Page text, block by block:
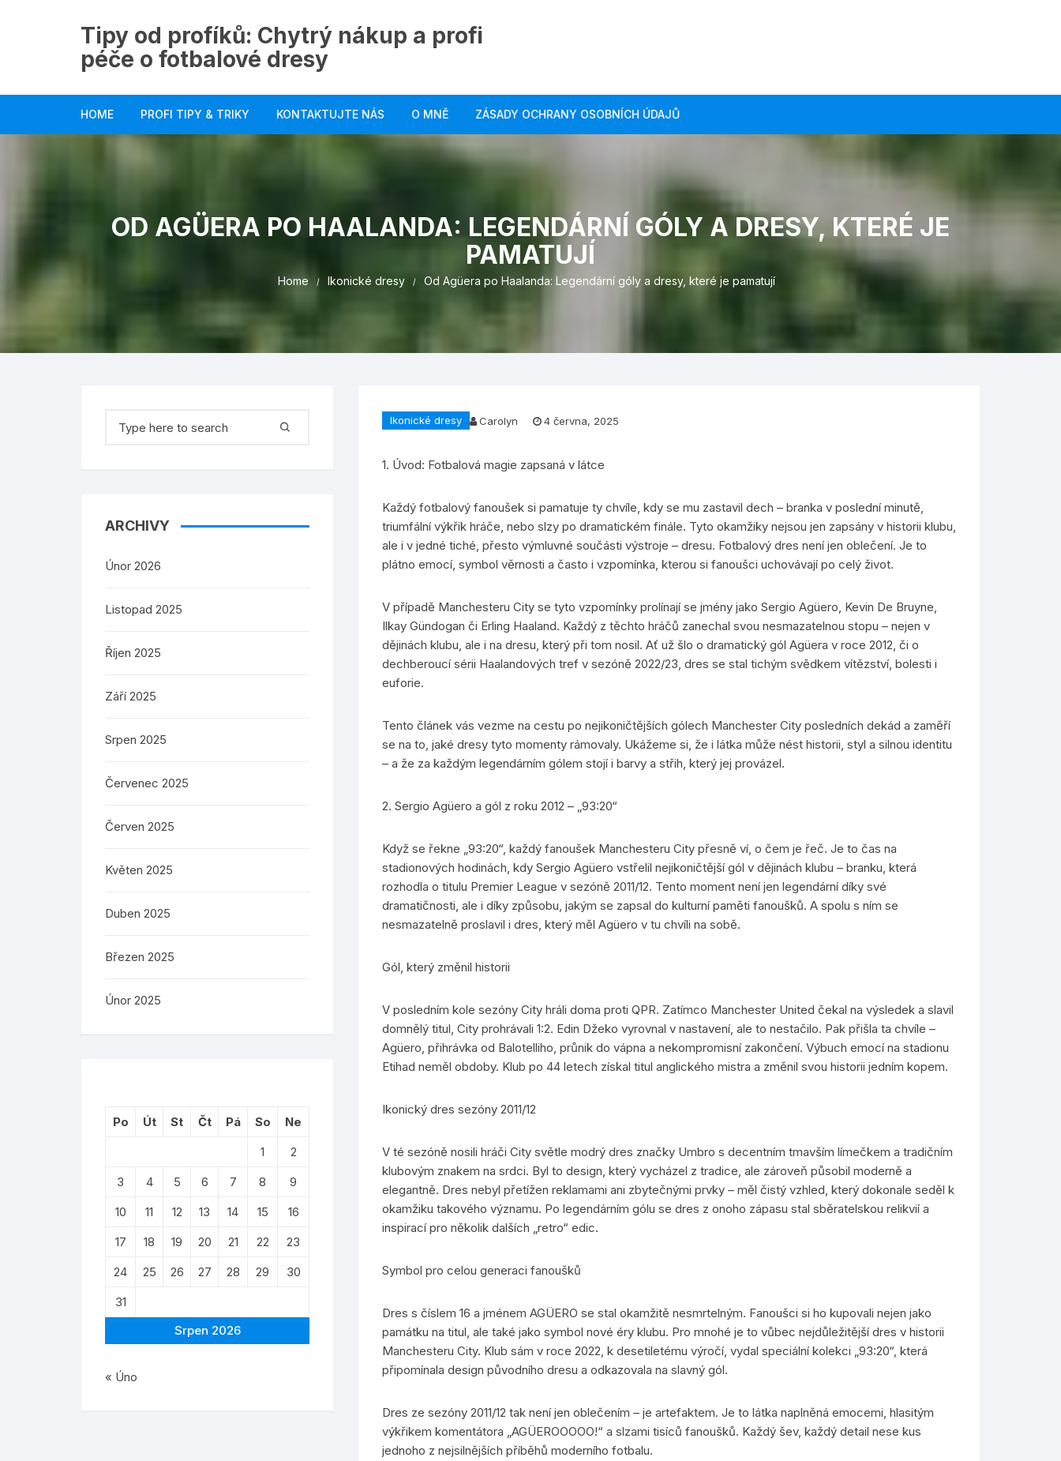
Tipy od profíků: Chytrý nákup a profi
péče o fotbalové dresy
HOME PROFI TIPY & TRIKY KONTAKTUJTE NÁS O MNĚ ZÁSADY OCHRANY OSOBNÍCH ÚDAJŮ
OD AGÜERA PO HAALANDA: LEGENDÁRNÍ GÓLY A DRESY, KTERÉ JE
PAMATUJÍ
Home Ikonické dresy Od Agüera po Haalanda: Legendární góly a dresy, které je pamatují
Ikonické dresy Carolyn 4 června, 2025
1. Úvod: Fotbalová magie zapsaná v látce
Každý fotbalový fanoušek si pamatuje ty chvíle, kdy se mu zastavil dech – branka v poslední minutě,
triumfální výkřik hráče, nebo slzy po dramatickém finále. Tyto okamžiky nejsou jen zapsány v historii klubu,
ale i v jedné tiché, přesto výmluvné součásti výstroje – dresu. Fotbalový dres není jen oblečení. Je to
plátno emocí, symbol věrnosti a často i vzpomínka, kterou si fanoušci uchovávají po celý život.
V případě Manchesteru City se tyto vzpomínky prolínají se jmény jako Sergio Agüero, Kevin De Bruyne,
Ilkay Gündogan či Erling Haaland. Každý z těchto hráčů zanechal svou nesmazatelnou stopu – nejen v
dějinách klubu, ale i na dresu, který při tom nosil. Ať už šlo o dramatický gól Agüera v roce 2012, či o
dechberoucí sérii Haalandových tref v sezóně 2022/23, dres se stal tichým svědkem vítězství, bolesti i
euforie.
Tento článek vás vezme na cestu po nejikoničtějších gólech Manchester City posledních dekád a zaměří
se na to, jaké dresy tyto momenty rámovaly. Ukážeme si, že i látka může nést historii, styl a silnou identitu
– a že za každým legendárním gólem stojí i barvy a střih, který jej provázel.
2. Sergio Agüero a gól z roku 2012 – „93:20“
Když se řekne „93:20“, každý fanoušek Manchesteru City přesně ví, o čem je řeč. Je to čas na
stadionových hodinách, kdy Sergio Agüero vstřelil nejikoničtější gól v dějinách klubu – branku, která
rozhodla o titulu Premier League v sezóně 2011/12. Tento moment není jen legendární díky své
dramatičnosti, ale i díky způsobu, jakým se zapsal do kulturní paměti fanoušků. A spolu s ním se
nesmazatelně proslavil i dres, který měl Agüero v tu chvíli na sobě.
Gól, který změnil historii
V posledním kole sezóny City hráli doma proti QPR. Zatímco Manchester United čekal na výsledek a slavil
domnělý titul, City prohrávali 1:2. Edin Džeko vyrovnal v nastavení, ale to nestačilo. Pak přišla ta chvíle –
Agüero, přihrávka od Balotelliho, průnik do vápna a nekompromisní zakončení. Výbuch emocí na stadionu
Etihad neměl obdoby. Klub po 44 letech získal titul anglického mistra a změnil svou historii jedním kopem.
Ikonický dres sezóny 2011/12
V té sezóně nosili hráči City světle modrý dres značky Umbro s decentním tmavším límečkem a tradičním
klubovým znakem na srdci. Byl to design, který vycházel z tradice, ale zároveň působil moderně a
elegantně. Dres nebyl přetížen reklamami ani zbytečnými prvky – měl čistý vzhled, který dokonale seděl k
okamžiku takového významu. Po legendárním gólu se dres z onoho zápasu stal sběratelskou relikvií a
inspirací pro několik dalších „retro“ edic.
Symbol pro celou generaci fanoušků
Dres s číslem 16 a jménem AGÜERO se stal okamžitě nesmrtelným. Fanoušci si ho kupovali nejen jako
památku na titul, ale také jako symbol nové éry klubu. Pro mnohé je to vůbec nejdůležitější dres v historii
Manchesteru City. Klub sám v roce 2022, k desetiletému výročí, vydal speciální kolekci „93:20“, která
připomínala design původního dresu a odkazovala na slavný gól.
Dres ze sezóny 2011/12 tak není jen oblečením – je artefaktem. Je to látka naplněná emocemi, hlasitým
výkřikem komentátora „AGÜEROOOOO!“ a slzami tisíců fanoušků. Každý šev, každý detail nese kus
jednoho z nejsilnějších příběhů moderního fotbalu.
for:
ARCHIVY
Únor 2026
Listopad 2025
Říjen 2025
Září 2025
Srpen 2025
Červenec 2025
Červen 2025
Květen 2025
Duben 2025
Březen 2025
Únor 2025
Srpen 2026
Po Út St Čt Pá So
Ne
1
2
3
4 5 6 7 8
9
10
11 12 13 14 15
16
17
18 19 20 21 22
23
24
25 26 27 28 29
30
31
« Úno